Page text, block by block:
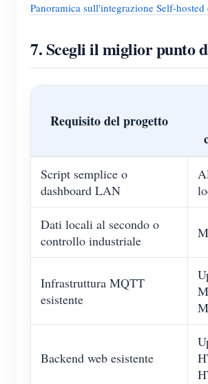
Panoramica sull'integrazione Self-hosted
7. Scegli il miglior punto
Requisito del progetto
Script semplice o
dashboard LAN
Dati locali al secondo o
controllo industriale
Infrastruttura MQTT
esistente
Backend web esistente